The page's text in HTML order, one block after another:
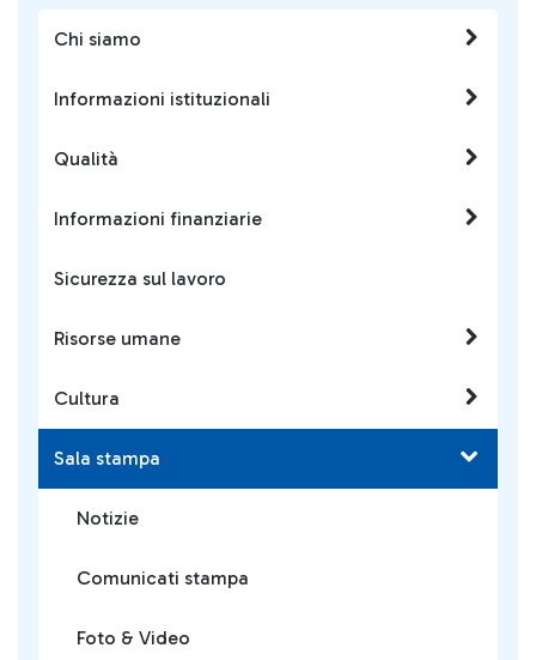
Chi siamo
Informazioni istituzionali
Qualità
Informazioni finanziarie
Sicurezza sul lavoro
Risorse umane
Cultura
Sala stampa
Notizie
Comunicati stampa
Foto & Video